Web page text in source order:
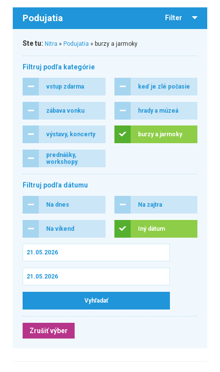
Podujatia Filter
Ste tu: Nitra » Podujatia » burzy a jarmoky
Filtruj podľa kategórie
vstup zdarma keď je zlé počasie
zábava vonku hrady a múzeá
výstavy, koncerty burzy a jarmoky
prednášky,
workshopy
Filtruj podľa dátumu
Na dnes Na zajtra
Na víkend Iný dátum
Zrušiť výber